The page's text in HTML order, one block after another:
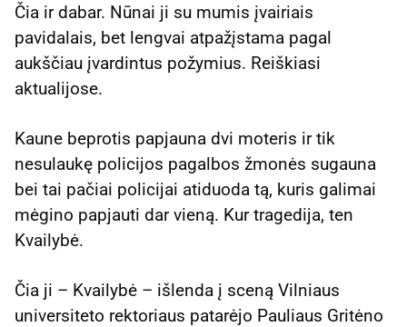
Čia ir dabar. Nūnai ji su mumis įvairiais
pavidalais, bet lengvai atpažįstama pagal
aukščiau įvardintus požymius. Reiškiasi
aktualijose.
Kaune beprotis papjauna dvi moteris ir tik
nesulaukę policijos pagalbos žmonės sugauna
bei tai pačiai policijai atiduoda tą, kuris galimai
mėgino papjauti dar vieną. Kur tragedija, ten
Kvailybė.
Čia ji – Kvailybė – išlenda į sceną Vilniaus
universiteto rektoriaus patarėjo Pauliaus Gritėno